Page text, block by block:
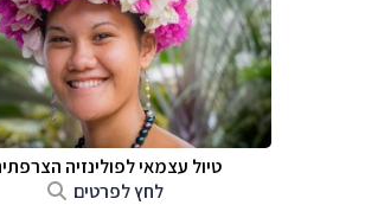
טיול עצמאי לפולינזיה
לחץ לפרטים